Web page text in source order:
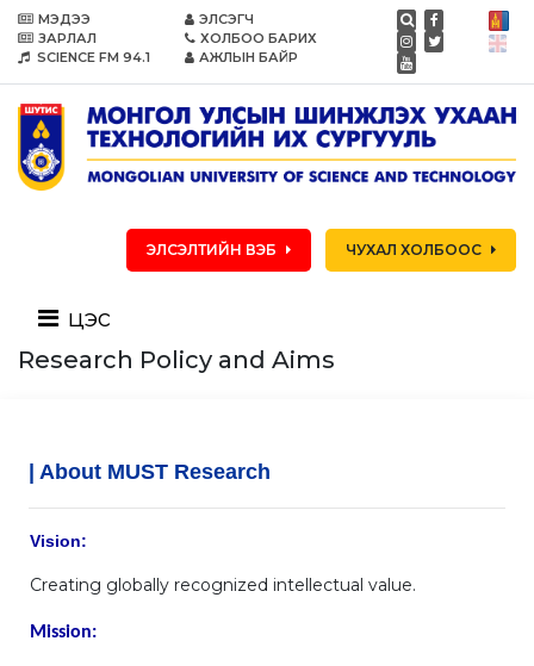
МЭДЭЭ
ЗАРЛАЛ
SCIENCE FM 94.1
ЭЛСЭГЧ
ХОЛБОО БАРИХ
АЖЛЫН БАЙР
ЭЛСЭЛТИЙН ВЭБ ЧУХАЛ ХОЛБООС
цэс
Research Policy and Aims
| About MUST Research
Vision:
Creating globally recognized intellectual value.
Mission: